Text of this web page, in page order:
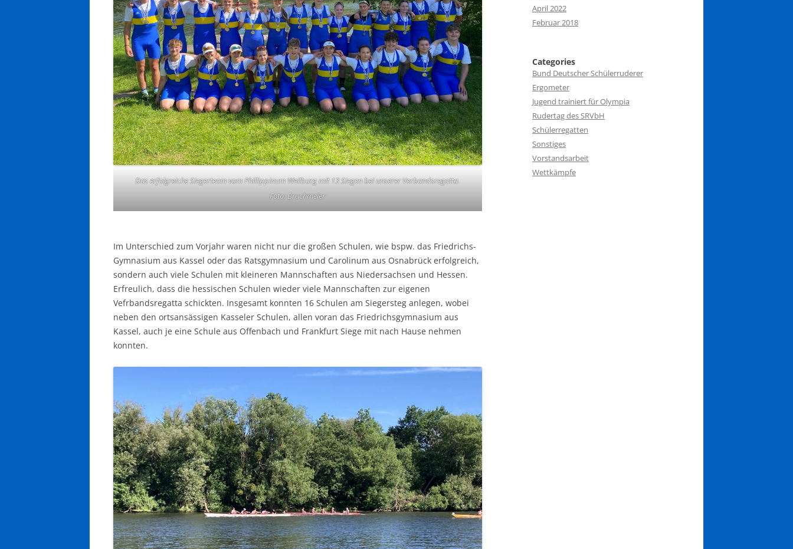
Das erfolgreiche Siegerteam vom Phillippinum Weilburg mit 13 Siegen bei unserer Verbandsregatta.
Foto: Bruchmeier
Im Unterschied zum Vorjahr waren nicht nur die großen Schulen, wie bspw. das Friedrichs-
Gymnasium aus Kassel oder das Ratsgymnasium und Carolinum aus Osnabrück erfolgreich,
sondern auch viele Schulen mit kleineren Mannschaften aus Niedersachsen und Hessen.
Erfreulich, dass die hessischen Schulen wieder viele Mannschaften zur eigenen
Vefrbandsregatta schickten. Insgesamt konnten 16 Schulen am Siegersteg anlegen, wobei
neben den ortsansässigen Kasseler Schulen, allen voran das Friedrichsgymnasium aus
Kassel, auch je eine Schule aus Offenbach und Frankfurt Siege mit nach Hause nehmen
konnten.
April 2022
Februar 2018
Categories
Bund Deutscher Schülerruderer
Ergometer
Jugend trainiert für Olympia
Rudertag des SRVbH
Schülerregatten
Sonstiges
Vorstandsarbeit
Wettkämpfe